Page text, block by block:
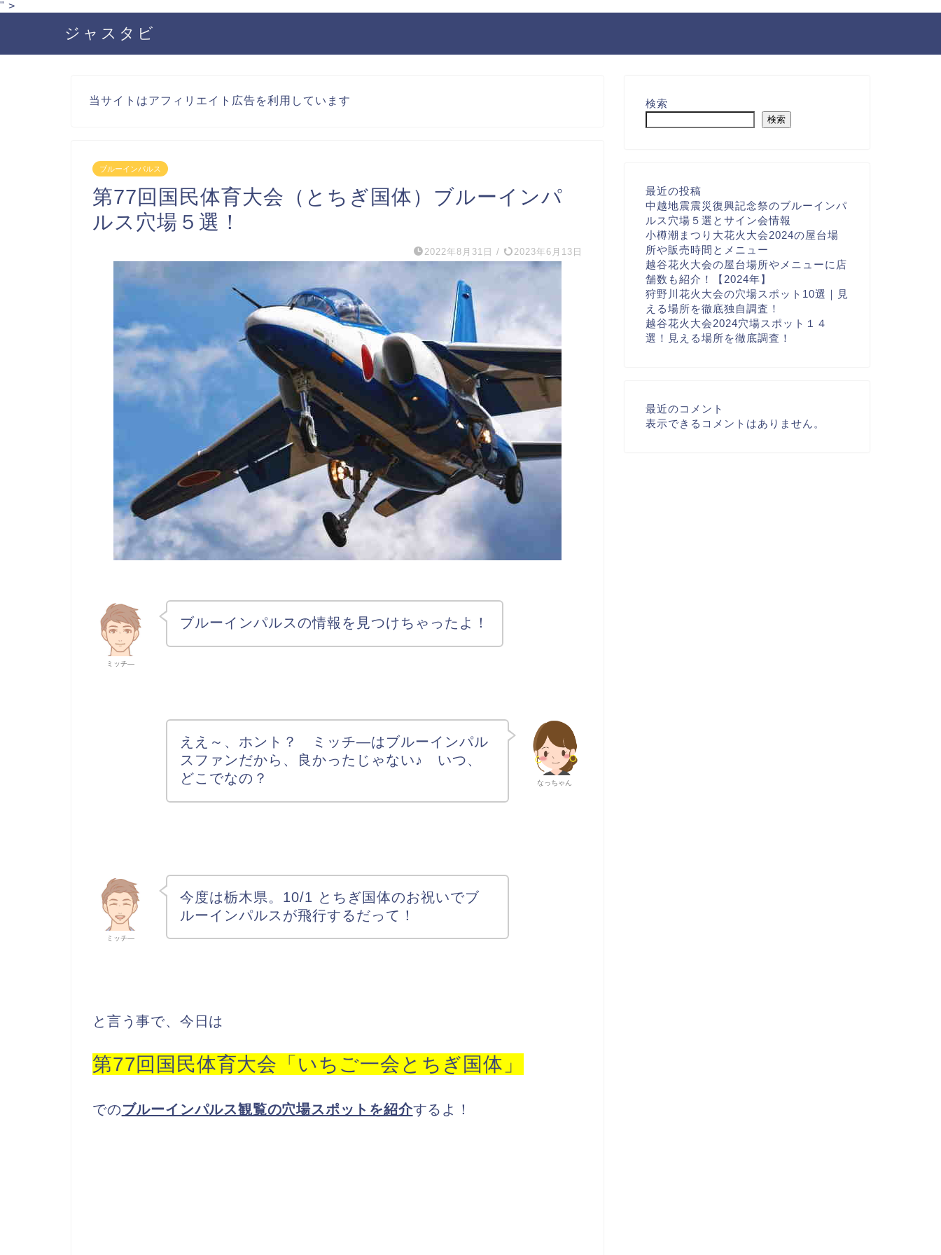
" >
ジャスタビ
当サイトはアフィリエイト広告を利用しています
ブルーインパルス
第77回国民体育大会（とちぎ国体）ブルーインパ
ルス穴場５選！
2022年8月31日 / 2023年6月13日
ミッチ―
ブルーインパルスの情報を見つけちゃったよ！
なっちゃん
ええ～、ホント？ ミッチ―はブルーインパル
スファンだから、良かったじゃない♪ いつ、
どこでなの？
ミッチ―
今度は栃木県。10/1 とちぎ国体のお祝いでブ
ルーインパルスが飛行するだって！
と言う事で、今日は
第77回国民体育大会「いちご一会とちぎ国体」
でのブルーインパルス観覧の穴場スポットを紹介するよ！
検索
検索
最近の投稿
中越地震震災復興記念祭のブルーインパ
ルス穴場５選とサイン会情報
小樽潮まつり大花火大会2024の屋台場
所や販売時間とメニュー
越谷花火大会の屋台場所やメニューに店
舗数も紹介！【2024年】
狩野川花火大会の穴場スポット10選｜見
える場所を徹底独自調査！
越谷花火大会2024穴場スポット１４
選！見える場所を徹底調査！
最近のコメント
表示できるコメントはありません。